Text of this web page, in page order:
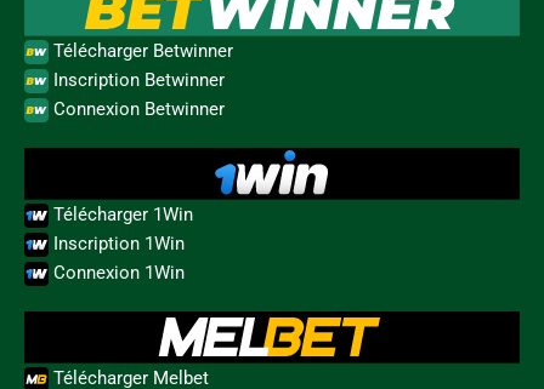
Télécharger Betwinner
Inscription Betwinner
Connexion Betwinner
Télécharger 1Win
Inscription 1Win
Connexion 1Win
Télécharger Melbet